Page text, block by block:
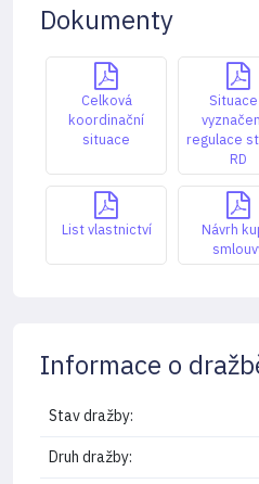
Dokumenty
Celková
koordinační
situace
regulace
RD
List vlastnictví
Návrh
Informace o
Stav dražby:
Druh dražby: